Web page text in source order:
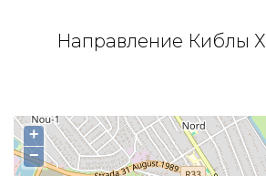
Направление Киблы
+
−